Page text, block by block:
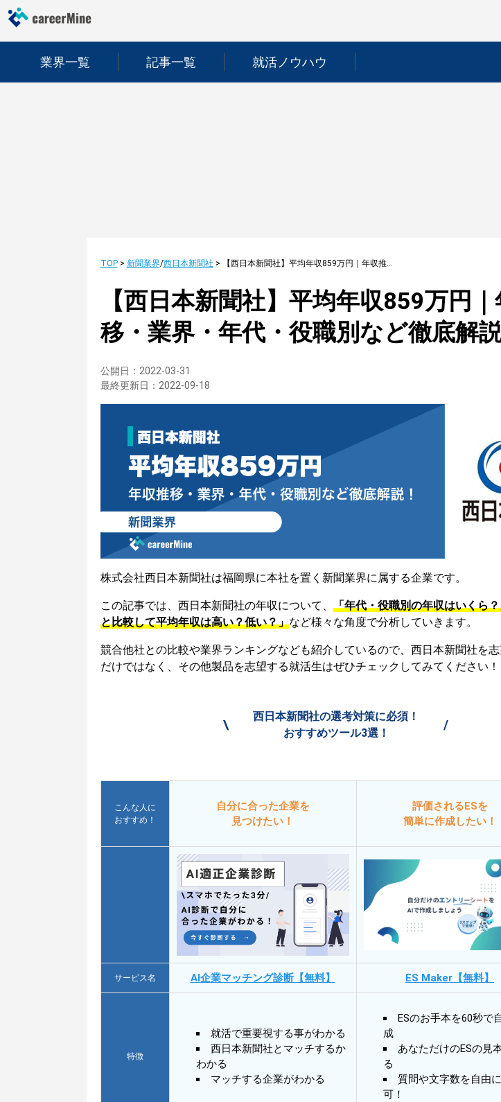
業界一覧 記事一覧 就活ノウハウ
TOP> 新聞業界/西日本新聞社 > 【西日本新聞社】平均年収859万円｜年収推移・業界・年代・役職別など徹底解説！
【西日本新聞社】平均年収859万円
移・業界・年代・役職別など徹底解説
公開日： 2022-03-31
最終更新日： 2022-09-18
株式会社西日本新聞社は福岡県に本社を置く新聞業界に属する企業です。
この記事では、西日本新聞社の年収について、 「年代・役職別の年収はいくら
と比較して平均年収は高い？低い？」など様々な角度で分析していきます。
競合他社との比較や業界ランキングなども紹介しているので、西日本新聞社を
だけではなく、その他製品を志望する就活生はぜひチェックしてみてください！
\
西日本新聞社の選考対策に必須！
おすすめツール3選！
/
こんな人に
おすすめ！
自分に合った企業を
見つけたい！
評価されるESを
簡単に作成したい！
サービス名 AI企業マッチング診断【無料】 ES Maker【無料】
特徴
就活で重要視する事がわかる
西日本新聞社とマッチするか
わかる
マッチする企業がわかる
ESのお手本を60秒で
成
あなただけのESの見
る
質問や文字数を自由
可！